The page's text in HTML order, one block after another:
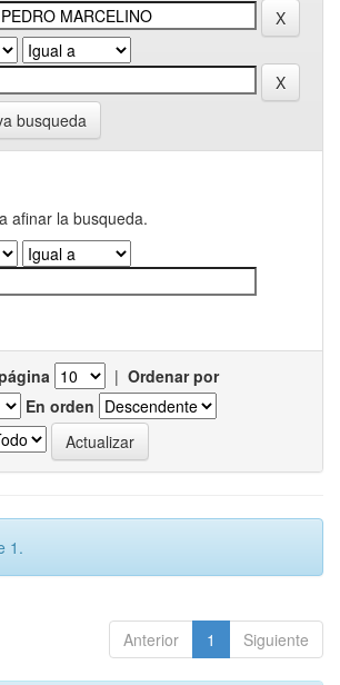
busqueda
afinar la busqueda.
| Ordenar por
En orden
1.
Anterior 1 Siguiente